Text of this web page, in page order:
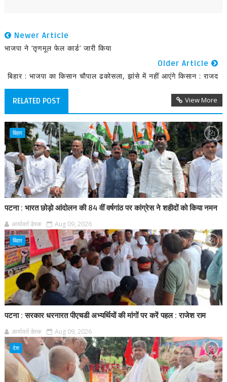
Newer Article
भाजपा ने ‘तृणमूल फेल कार्ड’ जारी किया
Older Article
बिहार : भाजपा का किसान चौपाल ढकोसला, झांसे में नहीं आएंगे किसान : राजद
RELATED POST View More
बिहार
पटना : भारत छोड़ो आंदोलन की 84 वीं वर्षगांठ पर कांग्रेस ने शहीदों को किया नमन
आर्यावर्त डेस्क Aug 09, 2026
बिहार
पटना : सरकार धरनारत पीएचडी अभ्यर्थियों की मांगों पर करें पहल : राजेश राम
आर्यावर्त डेस्क Aug 09, 2026
देश